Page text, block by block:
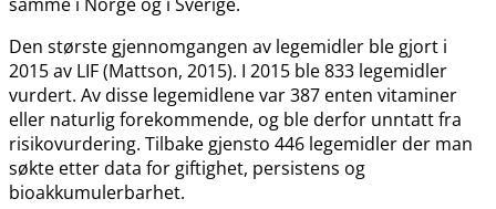
Den største gjennomgangen av legemidler ble gjort i
2015 av LIF (Mattson, 2015). I 2015 ble 833 legemidler
vurdert. Av disse legemidlene var 387 enten vitaminer
eller naturlig forekommende, og ble derfor unntatt fra
risikovurdering. Tilbake gjensto 446 legemidler der man
søkte etter data for giftighet, persistens og
bioakkumulerbarhet.